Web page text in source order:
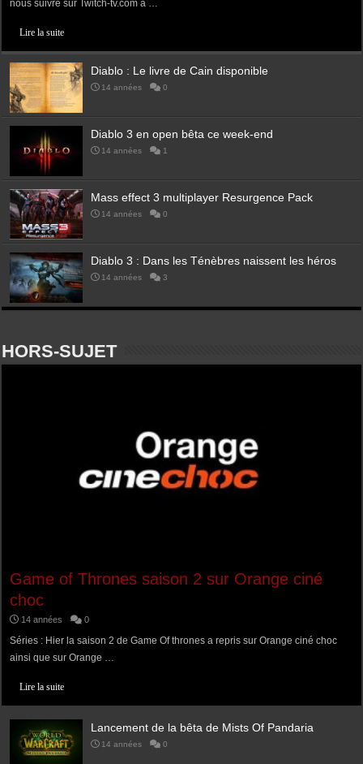
nous suivre sur Twitch-tv.com à …
Lire la suite
Diablo : Le livre de Cain disponible
14 années 0
Diablo 3 en open bêta ce week-end
14 années 1
Mass effect 3 multiplayer Resurgence Pack
14 années 0
Diablo 3 : Dans les Ténèbres naissent les héros
14 années 3
HORS-SUJET
Game of Thrones saison 2 sur Orange ciné
choc
14 années 0
Séries : Hier la saison 2 de Game Of thrones a repris sur Orange ciné choc
ainsi que sur Orange …
Lire la suite
Lancement de la bêta de Mists Of Pandaria
14 années 0